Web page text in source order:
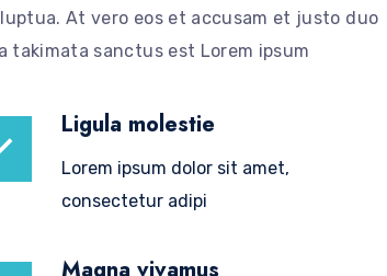
At vero eos et accusam et justo duo
takimata sanctus est Lorem ipsum
Ligula molestie
Lorem ipsum dolor sit amet,
consectetur adipi
Magna vivamus